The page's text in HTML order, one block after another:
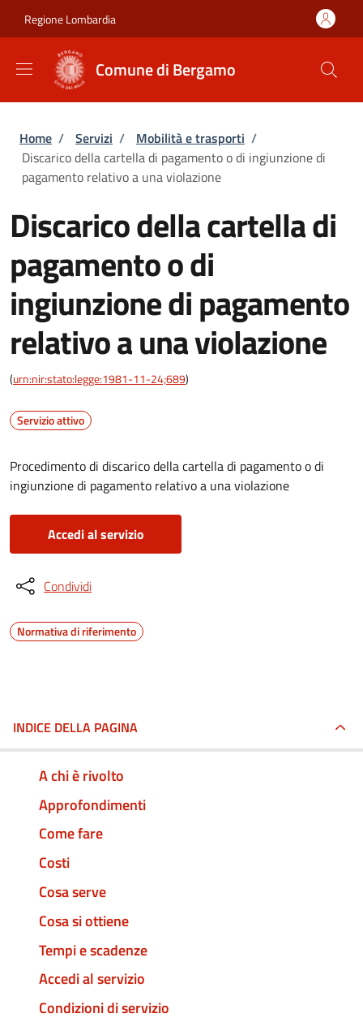
Regione Lombardia
Comune di Bergamo
Briciole di pane
Home / Servizi / Mobilità e trasporti /
Discarico della cartella di pagamento o di ingiunzione di
pagamento relativo a una violazione
Discarico della cartella di
pagamento o di
ingiunzione di pagamento
relativo a una violazione
(urn:nir:stato:legge:1981-11-24;689)
Servizio attivo
Procedimento di discarico della cartella di pagamento o di
ingiunzione di pagamento relativo a una violazione
Accedi al servizio
Condividi
Normativa di riferimento
INDICE DELLA PAGINA
A chi è rivolto
Approfondimenti
Come fare
Costi
Cosa serve
Cosa si ottiene
Tempi e scadenze
Accedi al servizio
Condizioni di servizio